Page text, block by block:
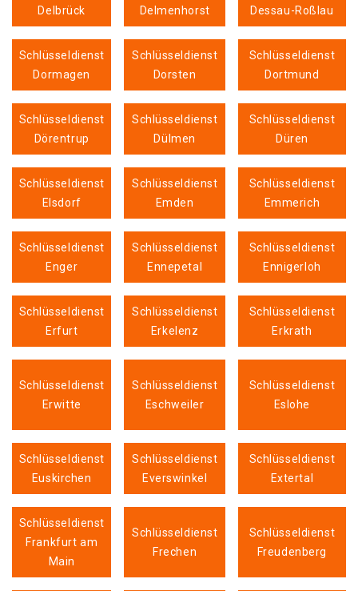
Delbrück
Delmenhorst
Dessau-Roßlau
Schlüsseldienst
Dormagen
Schlüsseldienst
Dorsten
Schlüsseldienst
Dortmund
Schlüsseldienst
Dörentrup
Schlüsseldienst
Dülmen
Schlüsseldienst
Düren
Schlüsseldienst
Elsdorf
Schlüsseldienst
Emden
Schlüsseldienst
Emmerich
Schlüsseldienst
Enger
Schlüsseldienst
Ennepetal
Schlüsseldienst
Ennigerloh
Schlüsseldienst
Erfurt
Schlüsseldienst
Erkelenz
Schlüsseldienst
Erkrath
Schlüsseldienst
Erwitte
Schlüsseldienst
Eschweiler
Schlüsseldienst
Eslohe
Schlüsseldienst
Euskirchen
Schlüsseldienst
Everswinkel
Schlüsseldienst
Extertal
Schlüsseldienst
Frankfurt am
Main
Schlüsseldienst
Frechen
Schlüsseldienst
Freudenberg